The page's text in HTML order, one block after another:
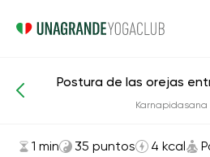
Asanas y ejercicios Poses
Postura de las orejas
Karnapidasana
1 min 35 puntos 4 kcal